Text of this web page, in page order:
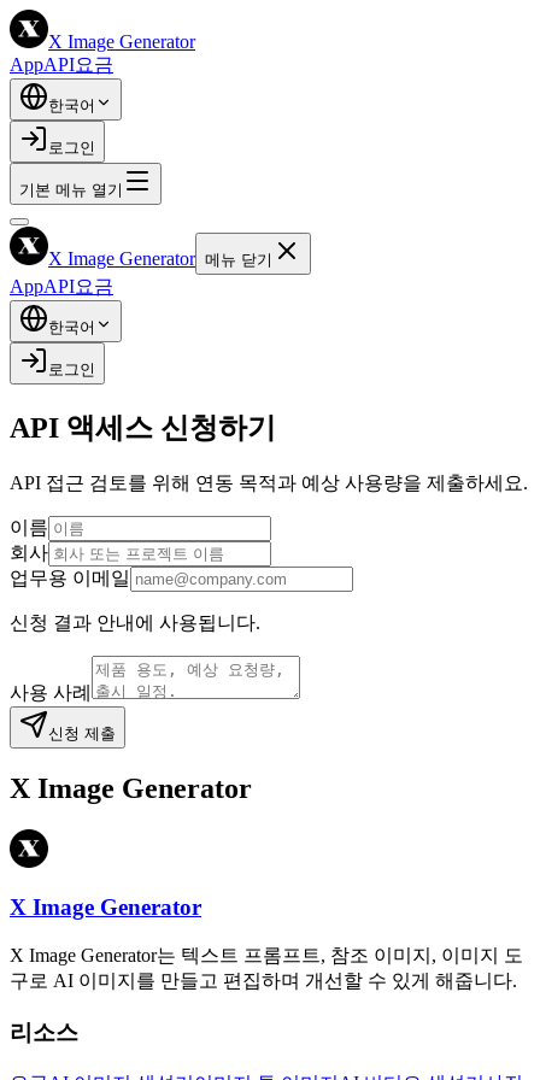
X Image Generator
AppAPI요금
한국어
로그인
기본 메뉴 열기
X Image Generator 메뉴 닫기
AppAPI요금
한국어
로그인
API 액세스 신청하기
API 접근 검토를 위해 연동 목적과 예상 사용량을 제출하세요.
이름
회사
업무용 이메일
신청 결과 안내에 사용됩니다.
사용 사례
신청 제출
X Image Generator
X Image Generator
X Image Generator는 텍스트 프롬프트, 참조 이미지, 이미지 도
구로 AI 이미지를 만들고 편집하며 개선할 수 있게 해줍니다.
리소스